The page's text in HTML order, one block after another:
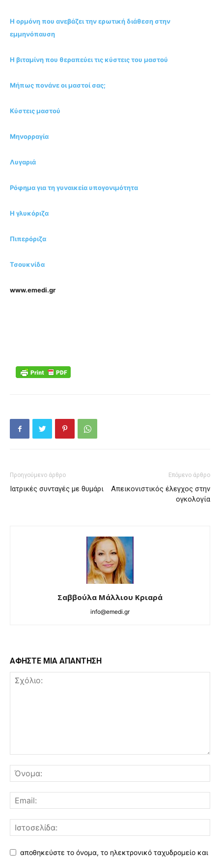
Η ορμόνη που ανεβάζει την ερωτική διάθεση στην
εμμηνόπαυση
Η βιταμίνη που θεραπεύει τις κύστεις του μαστού
Μήπως πονάνε οι μαστοί σας;
Κύστεις μαστού
Μηνορραγία
Λυγαριά
Ρόφημα για τη γυναικεία υπογονιμότητα
Η γλυκόριζα
Πιπερόριζα
Τσουκνίδα
www.emedi.gr
Προηγούμενο άρθρο
Ιατρικές συνταγές με θυμάρι
Επόμενο άρθρο
Απεικονιστικός έλεγχος στην
ογκολογία
Σαββούλα Μάλλιου Κριαρά
info@emedi.gr
ΑΦΗΣΤΕ ΜΙΑ ΑΠΑΝΤΗΣΗ
αποθηκεύστε το όνομα, το ηλεκτρονικό ταχυδρομείο και